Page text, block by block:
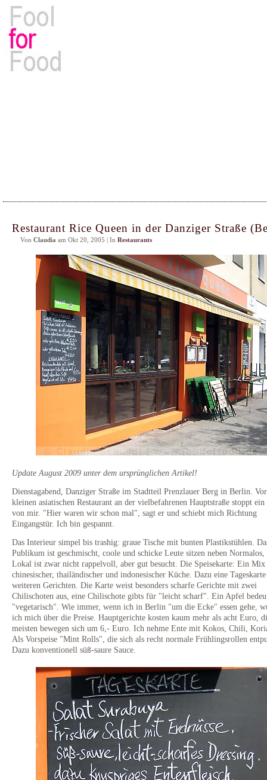
Restaurant Rice Queen in der Danziger Straße
Von Claudia am Okt 20, 2005 | In Restaurants
Update August 2009 unter dem ursprünglichen Artikel!
Dienstagabend, Danziger Straße im Stadtteil Prenzlauer Berg in Berlin.
kleinen asiatischen Restaurant an der vielbefahrenen Hauptstraße stoppt
von mir. "Hier waren wir schon mal", sagt er und schiebt mich Richtung
Eingangstür. Ich bin gespannt.
Das Interieur simpel bis trashig: graue Tische mit bunten Plastikstühlen.
Publikum ist geschmischt, coole und schicke Leute sitzen neben Normalos,
Lokal ist zwar nicht rappelvoll, aber gut besucht. Die Speisekarte: Ein Mix
chinesischer, thailändischer und indonesischer Küche. Dazu eine
weiteren Gerichten. Die Karte weist besonders scharfe Gerichte mit zwei
Chilischoten aus, eine Chilischote gibts für "leicht scharf". Ein Apfel
"vegetarisch". Wie immer, wenn ich in Berlin "um die Ecke" essen gehe,
ich mich über die Preise. Hauptgerichte kosten kaum mehr als acht Euro,
meisten bewegen sich um 6,- Euro. Ich nehme Ente mit Kokos, Chili,
Als Vorspeise "Mint Rolls", die sich als recht normale Frühlingsrollen
Dazu konventionell süß-saure Sauce.